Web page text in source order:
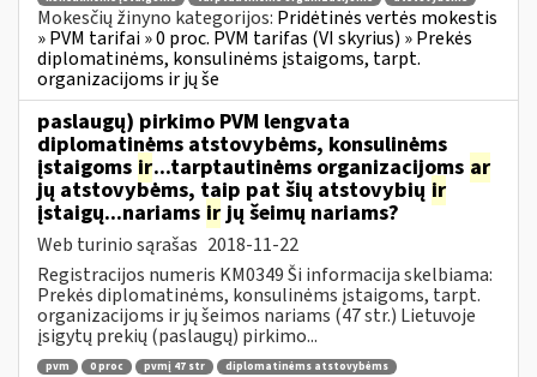
Mokesčių žinyno kategorijos: Pridėtinės vertės mokestis
» PVM tarifai » 0 proc. PVM tarifas (VI skyrius) » Prekės
diplomatinėms, konsulinėms įstaigoms, tarpt.
organizacijoms ir jų še
paslaugų) pirkimo PVM lengvata
diplomatinėms atstovybėms, konsulinėms
įstaigoms ir...tarptautinėms organizacijoms ar
jų atstovybėms, taip pat šių atstovybių ir
įstaigų...nariams irjų šeimų nariams?
Web turinio sąrašas 2018-11-22
Registracijos numeris KM0349 Ši informacija skelbiama:
Prekės diplomatinėms, konsulinėms įstaigoms, tarpt.
organizacijoms ir jų šeimos nariams (47 str.) Lietuvoje
įsigytų prekių (paslaugų) pirkimo...
pvm 0 proc pvmį 47 str
diplomatinėms atstovybėms